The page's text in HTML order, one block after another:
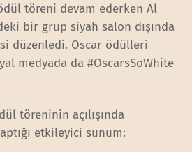
töreni devam ederken Al
bir grup siyah salon dışında
düzenledi. Oscar ödülleri
medyada da #OscarsSoWhite
töreninin açılışında
etkileyici sunum: